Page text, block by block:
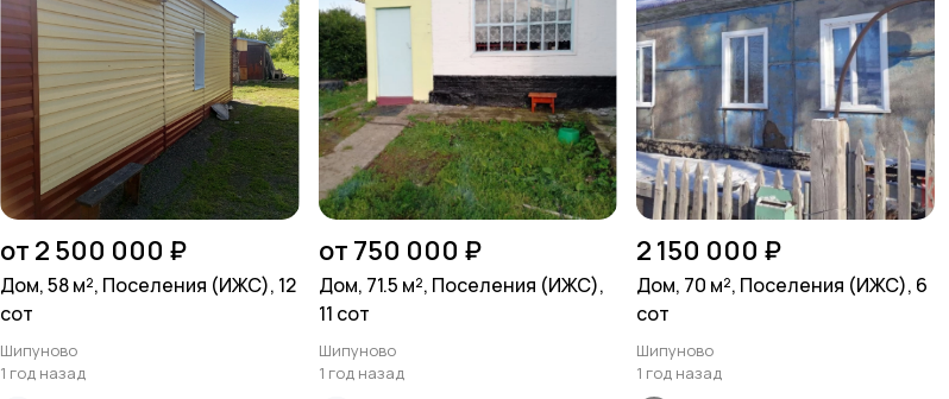
от 2 500 000 ₽
Дом, 58 м², Поселения (ИЖС), 12
сот
Шипуново
1 год назад
от 750 000 ₽
Дом, 71.5 м², Поселения (ИЖС),
11 сот
Шипуново
1 год назад
2 150 000 ₽
Дом, 70 м², Поселения (ИЖС), 6
сот
Шипуново
1 год назад